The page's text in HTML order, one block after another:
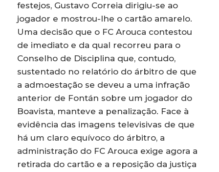
festejos, Gustavo Correia dirigiu-se ao
jogador e mostrou-lhe o cartão amarelo.
Uma decisão que o FC Arouca contestou
de imediato e da qual recorreu para o
Conselho de Disciplina que, contudo,
sustentado no relatório do árbitro de que
a admoestação se deveu a uma infração
anterior de Fontán sobre um jogador do
Boavista, manteve a penalização. Face à
evidência das imagens televisivas de que
há um claro equívoco do árbitro, a
administração do FC Arouca exige agora a
retirada do cartão e a reposição da justiça